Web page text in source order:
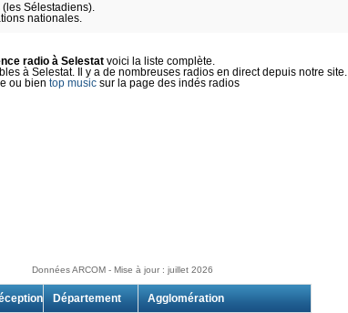
Sélestadiens).
nationales.
radio à Selestat voici la liste complète.
à Selestat. Il y a de nombreuses radios en direct depuis notre site.
ou bien top musicsur la page des indés radios
Données ARCOM - Mise à jour : juillet 2026
Département
Agglomération